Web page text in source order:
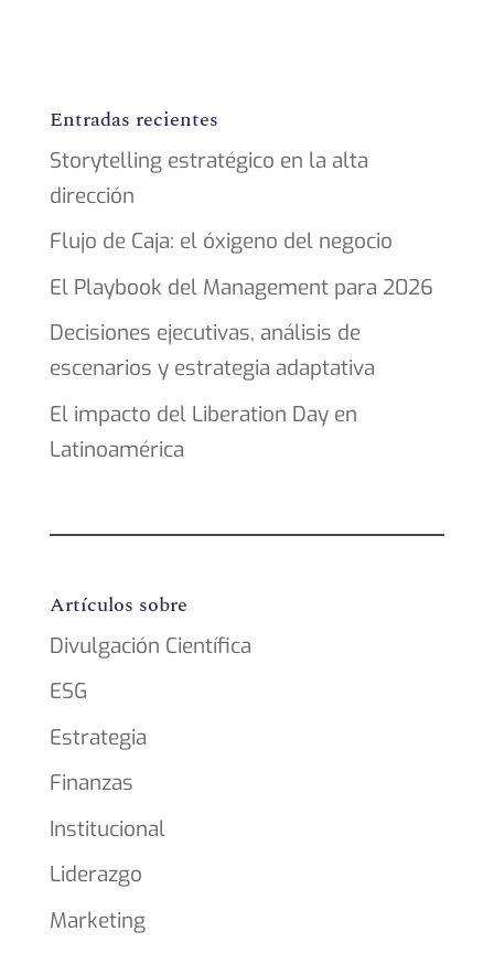
Entradas recientes
Storytelling estratégico en la alta
dirección
Flujo de Caja: el óxigeno del negocio
El Playbook del Management para 2026
Decisiones ejecutivas, análisis de
escenarios y estrategia adaptativa
El impacto del Liberation Day en
Latinoamérica
Artículos sobre
Divulgación Científica
ESG
Estrategia
Finanzas
Institucional
Liderazgo
Marketing